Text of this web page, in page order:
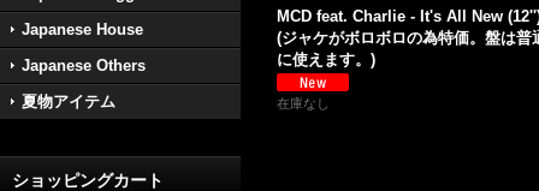
Japanese House
Japanese Others
夏物アイテム
ショッピングカート
MCD feat. Charlie - It's All New
(ジャケがボロボロの為特価。盤は普
に使えます。)
在庫なし